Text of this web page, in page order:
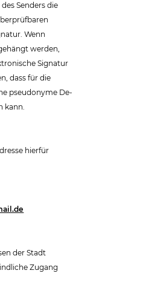
Senders die
Wenn
werden,
Signatur
dass für die
pseudonyme De-
kann.
hierfür
der Stadt
Zugang